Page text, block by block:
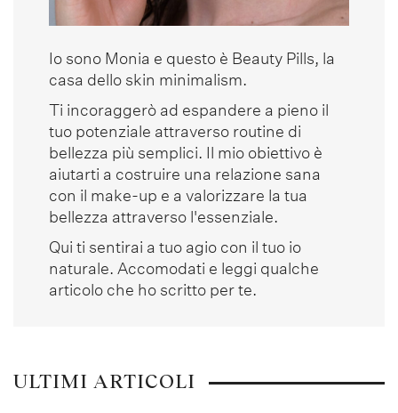
Io sono Monia e questo è Beauty Pills, la
casa dello skin minimalism.
Ti incoraggerò ad espandere a pieno il
tuo potenziale attraverso routine di
bellezza più semplici. Il mio obiettivo è
aiutarti a costruire una relazione sana
con il make-up e a valorizzare la tua
bellezza attraverso l'essenziale.
Qui ti sentirai a tuo agio con il tuo io
naturale. Accomodati e leggi qualche
articolo che ho scritto per te.
ULTIMI ARTICOLI